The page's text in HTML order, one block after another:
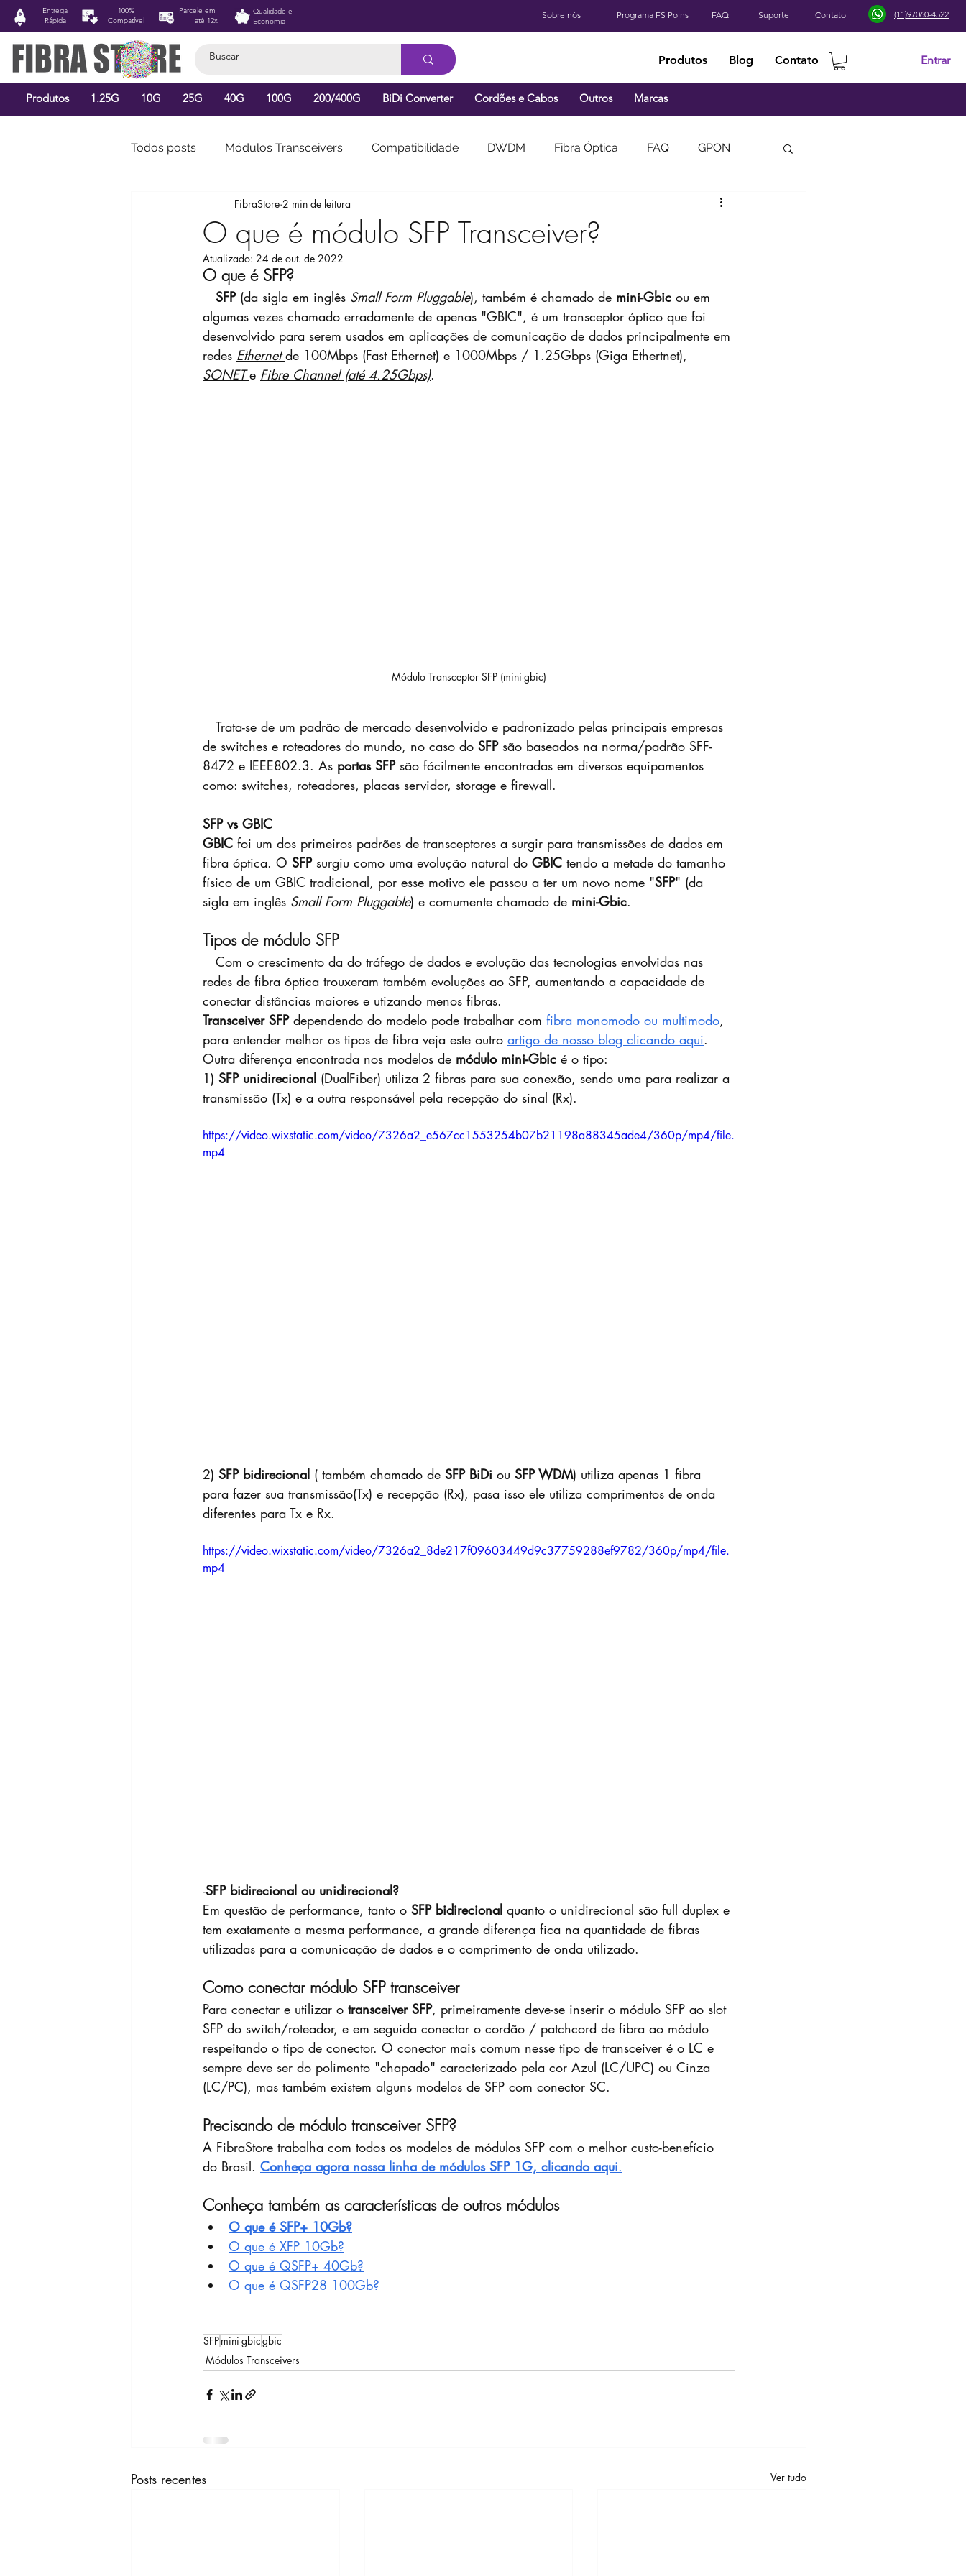
Entrega
Rápida
100%
Compatível
Parcele em
até 12x
Qualidade e
Economia
Sobre nós Programa FS Poins FAQ Suporte Contato (11)97060-4522
Produtos Blog Contato Entrar
Produtos 1.25G 10G 25G 40G 100G 200/400G BiDi Converter Cordões e Cabos Outros Marcas
Todos posts Módulos Transceivers Compatibilidade DWDM Fibra Óptica FAQ GPON
Mercado Telecom
O que é módulo SFP Transceiver?
FibraStore 2 min de leitura
Atualizado: 24 de out. de 2022
O que é SFP?
   SFP
(da sigla em inglês Small Form Pluggable), também é chamado de mini-Gbic ou em
algumas vezes chamado erradamente de apenas "GBIC", é um transceptor óptico que foi
desenvolvido para serem usados em aplicações de comunicação de dados principalmente em
redes Ethernet de 100Mbps (Fast Ethernet) e 1000Mbps / 1.25Gbps (Giga Ethertnet),
SONET e Fibre Channel (até 4.25Gbps).
Módulo Transceptor SFP (mini-gbic)
de switches e roteadores do mundo, no caso do SFP são baseados na norma/padrão SFF-
8472 e IEEE802.3. As portas SFP são fácilmente encontradas em diversos equipamentos
como: switches, roteadores, placas servidor, storage e firewall.
SFP vs GBIC
GBIC foi um dos primeiros padrões de transceptores a surgir para transmissões de dados em
fibra óptica. O SFP surgiu como uma evolução natural do GBIC tendo a metade do tamanho
físico de um GBIC tradicional, por esse motivo ele passou a ter um novo nome "SFP" (da
sigla em inglês Small Form Pluggable) e comumente chamado de mini-Gbic.
Tipos de módulo SFP
Com o crescimento da do tráfego de dados e evolução das tecnologias envolvidas nas
redes de fibra óptica trouxeram também evoluções ao SFP, aumentando a capacidade de
conectar distâncias maiores e utizando menos fibras.
Transceiver SFP dependendo do modelo pode trabalhar com fibra monomodo ou multimodo,
para entender melhor os tipos de fibra veja este outro artigo de nosso blog clicando aqui.
Outra diferença encontrada nos modelos de módulo mini-Gbic é o tipo:
1) SFP unidirecional (DualFiber) utiliza 2 fibras para sua conexão, sendo uma para realizar a
transmissão (Tx) e a outra responsável pela recepção do sinal (Rx).
https://video.wixstatic.com/video/7326a2_e567cc1553254b07b21198a88345ade4/360p/mp4/file.
mp4
2) SFP bidirecional ( também chamado de SFP BiDi ou SFP WDM) utiliza apenas 1 fibra
para fazer sua transmissão(Tx) e recepção (Rx), pasa isso ele utiliza comprimentos de onda
diferentes para Tx e Rx.
https://video.wixstatic.com/video/7326a2_8de217f09603449d9c37759288ef9782/360p/mp4/file.
mp4
-SFP bidirecional ou unidirecional?
Em questão de performance, tanto o SFP bidirecional quanto o unidirecional são full duplex e
tem exatamente a mesma performance, a grande diferença fica na quantidade de fibras
utilizadas para a comunicação de dados e o comprimento de onda utilizado.
Como conectar módulo SFP transceiver
Para conectar e utilizar o transceiver SFP, primeiramente deve-se inserir o módulo SFP ao slot
SFP do switch/roteador, e em seguida conectar o cordão / patchcord de fibra ao módulo
respeitando o tipo de conector. O conector mais comum nesse tipo de transceiver é o LC e
sempre deve ser do polimento "chapado" caracterizado pela cor Azul (LC/UPC) ou Cinza
(LC/PC), mas também existem alguns modelos de SFP com conector SC.
Precisando de módulo transceiver SFP?
A FibraStore trabalha com todos os modelos de módulos SFP com o melhor custo-benefício
do Brasil. Conheça agora nossa linha de módulos SFP 1G, clicando aqui.
Conheça também as características de outros módulos
O que é SFP+ 10Gb?
O que é XFP 10Gb?
O que é QSFP+ 40Gb?
O que é QSFP28 100Gb?
SFPmini-gbicgbic
Módulos Transceivers
Posts recentes Ver tudo